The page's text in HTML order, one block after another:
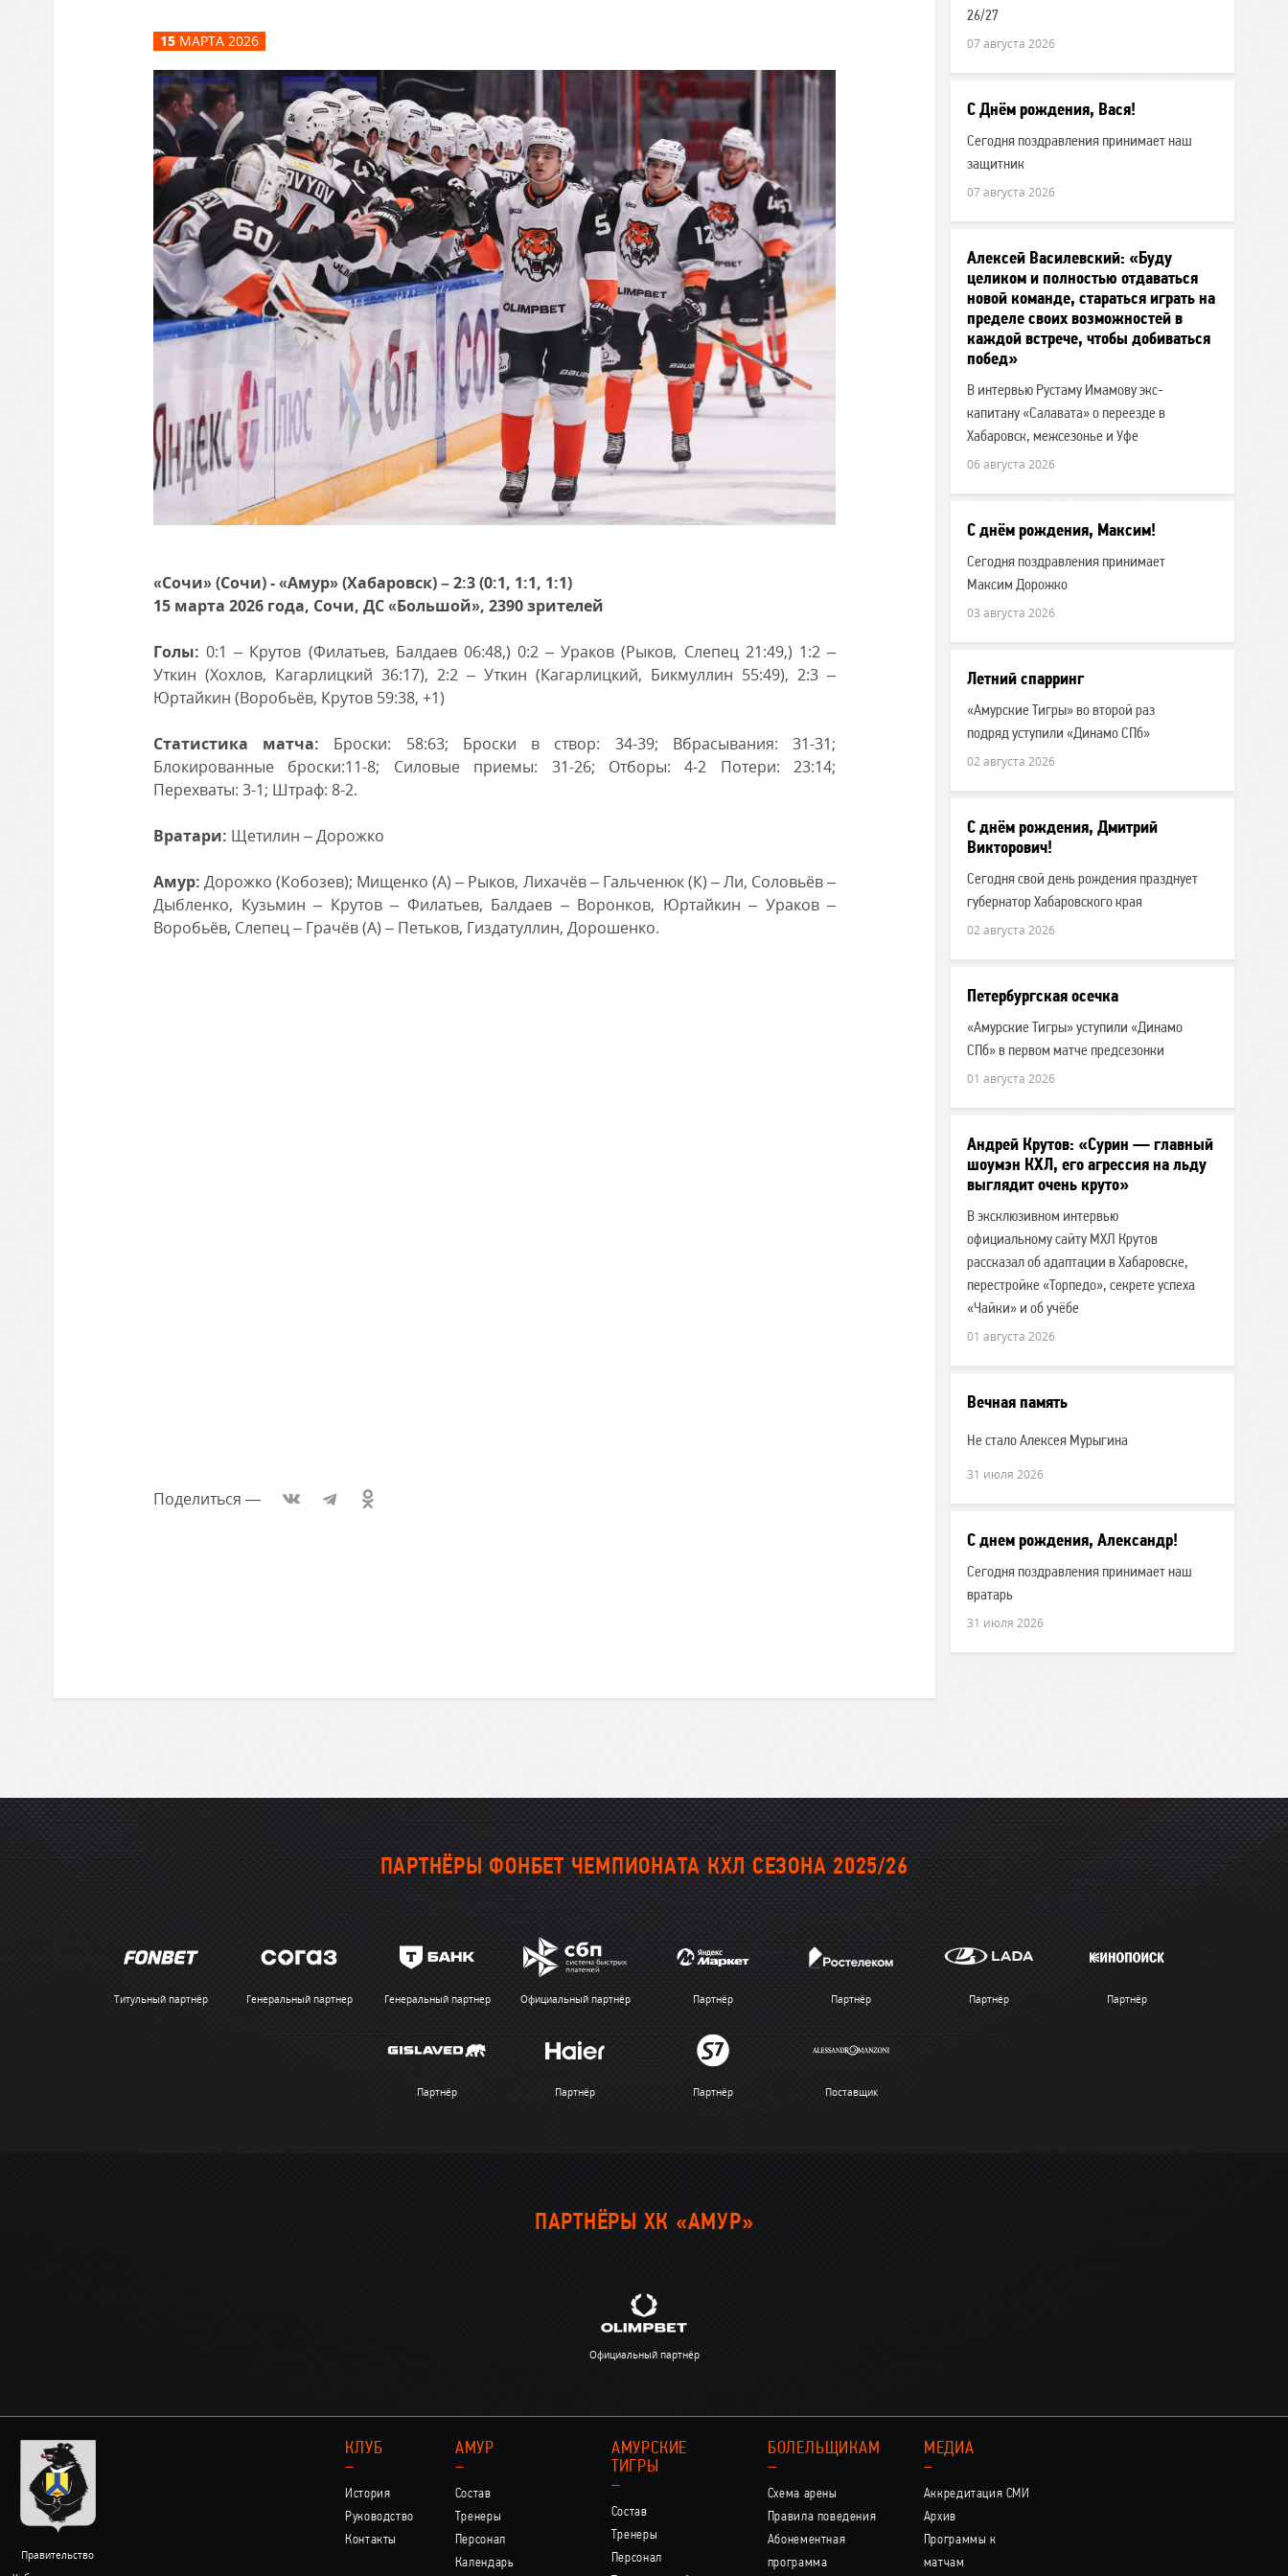
Северсталь
ЦСКА
Шанхайские Драконы
Салават Юлаев
Сибирь
15 МАРТА 2026
«Сочи» (Сочи) - «Амур» (Хабаровск) – 2:3 (0:1, 1:1, 1:1)
15 марта 2026 года, Сочи, ДС «Большой», 2390 зрителей
Голы:0:1 – Крутов (Филатьев, Балдаев 06:48,) 0:2 – Ураков (Рыков, Слепец 21:49,) 1:2 –
Уткин (Хохлов, Кагарлицкий 36:17), 2:2 – Уткин (Кагарлицкий, Бикмуллин 55:49), 2:3 –
Юртайкин (Воробьёв, Крутов 59:38, +1)
Статистика матча: Броски: 58:63; Броски в створ: 34-39; Вбрасывания: 31-31;
Блокированные броски:11-8; Силовые приемы: 31-26; Отборы: 4-2 Потери: 23:14;
Перехваты: 3-1; Штраф: 8-2.
Вратари: Щетилин – Дорожко
Амур: Дорожко (Кобозев); Мищенко (А) – Рыков, Лихачёв – Гальченюк (К) – Ли, Соловьёв –
Дыбленко, Кузьмин – Крутов – Филатьев, Балдаев – Воронков, Юртайкин – Ураков –
Воробьёв, Слепец – Грачёв (А) – Петьков, Гиздатуллин, Дорошенко.
Поделиться —
26/27
07 августа 2026
С Днём рождения, Вася!
Сегодня поздравления принимает наш
защитник
07 августа 2026
Алексей Василевский: «Буду
целиком и полностью отдаваться
новой команде, стараться играть на
пределе своих возможностей в
каждой встрече, чтобы добиваться
побед»
В интервью Рустаму Имамову экс-
капитану «Салавата» о переезде в
Хабаровск, межсезонье и Уфе
06 августа 2026
С днём рождения, Максим!
Сегодня поздравления принимает
Максим Дорожко
03 августа 2026
Летний спарринг
«Амурские Тигры» во второй раз
подряд уступили «Динамо СПб»
02 августа 2026
С днём рождения, Дмитрий
Викторович!
Сегодня свой день рождения празднует
губернатор Хабаровского края
02 августа 2026
Петербургская осечка
«Амурские Тигры» уступили «Динамо
СПб» в первом матче предсезонки
01 августа 2026
Андрей Крутов: «Сурин — главный
шоумэн КХЛ, его агрессия на льду
выглядит очень круто»
В эксклюзивном интервью
официальному сайту МХЛ Крутов
рассказал об адаптации в Хабаровске,
перестройке «Торпедо», секрете успеха
«Чайки» и об учёбе
01 августа 2026
Вечная память
Не стало Алексея Мурыгина
31 июля 2026
С днем рождения, Александр!
Сегодня поздравления принимает наш
вратарь
31 июля 2026
ПАРТНЁРЫ ФОНБЕТ ЧЕМПИОНАТА КХЛ СЕЗОНА 2025/26
Титульный партнёр Генеральный партнер Генеральный партнер Официальный партнёр Партнёр Партнёр Партнёр Партнёр
Партнёр Партнёр Партнёр Поставщик
ПАРТНЁРЫ ХК «АМУР»
Официальный партнёр
Правительство
КЛУБ
–
История
Руководство
Контакты
АМУР
–
Состав
Тренеры
Персонал
Календарь
АМУРСКИЕ
ТИГРЫ
–
Состав
Тренеры
Персонал
БОЛЕЛЬЩИКАМ
–
Схема арены
Правила поведения
Абонементная
программа
МЕДИА
–
Аккредитация СМИ
Архив
Программы к
матчам